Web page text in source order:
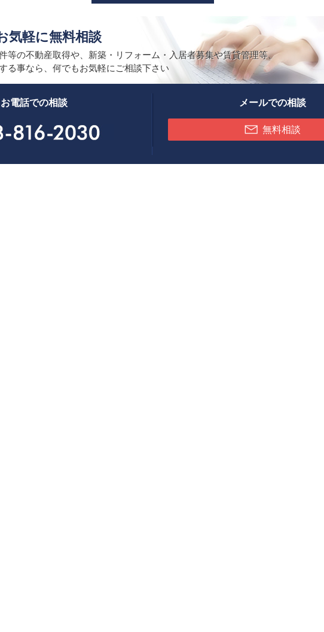
気軽に無料相談
等の不動産取得や、新築・リフォーム・入居者募集や賃貸管理等、
る事なら、何でもお気軽にご相談下さい
お電話での相談 メールでの相談
無料相談